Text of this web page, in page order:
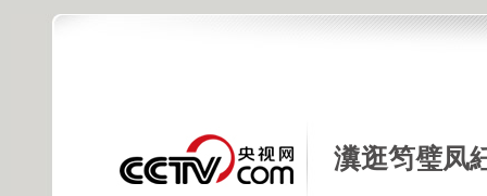
瀵逛笉璧凤